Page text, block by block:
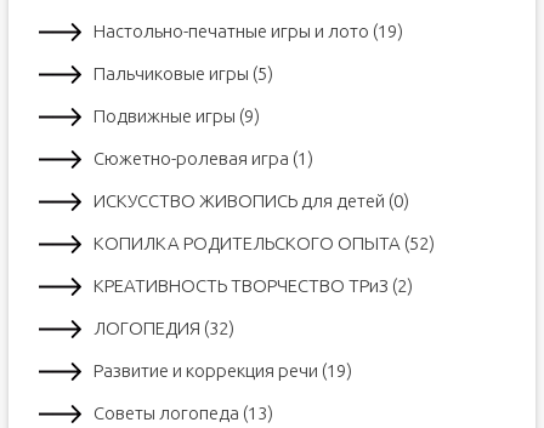
Настольно-печатные игры и лото (19)
Пальчиковые игры (5)
Подвижные игры (9)
Сюжетно-ролевая игра (1)
ИСКУССТВО ЖИВОПИСЬ для детей (0)
КОПИЛКА РОДИТЕЛЬСКОГО ОПЫТА (52)
КРЕАТИВНОСТЬ ТВОРЧЕСТВО ТРиЗ (2)
ЛОГОПЕДИЯ (32)
Развитие и коррекция речи (19)
Советы логопеда (13)